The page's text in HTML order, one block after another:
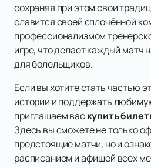
сохраняя при этом свои
славится своей сплочённой
профессионализмом
игре, что делает каждый матч
для болельщиков.
Если вы хотите стать частью
истории и поддержать
приглашаем васкупить
Здесь вы сможете не только
предстоящие матчи, но и
расписанием и афишей всех